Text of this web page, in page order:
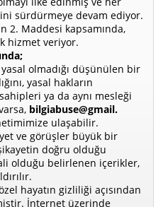
sürdürmeye devam ediyor.
2. Maddesi kapsamında,
hizmet veriyor.
olmadığı düşünülen bir
yasal hakların
ya da aynı mesleği
bilgiabuse@gmail.
ulaşabilir.
ve görüşler büyük bir
doğru olduğu
olduğu belirlenen içerikler,
hayatın gizliliği açısından
İnternet üzerinde